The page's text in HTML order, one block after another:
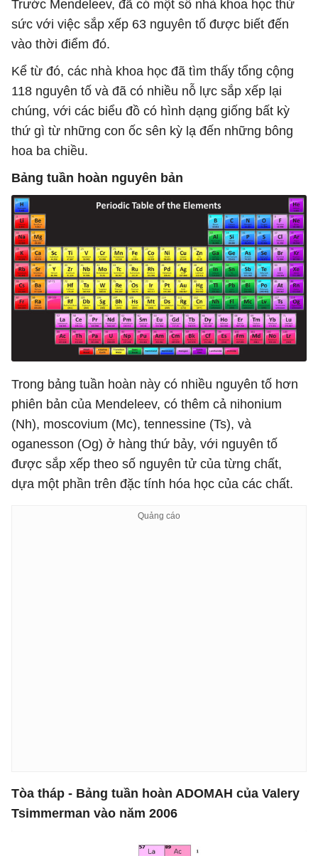
Trước Mendeleev, đã có một số nhà khoa học thử
sức với việc sắp xếp 63 nguyên tố được biết đến
vào thời điểm đó.
Kể từ đó, các nhà khoa học đã tìm thấy tổng cộng
118 nguyên tố và đã có nhiều nỗ lực sắp xếp lại
chúng, với các biểu đồ có hình dạng giống bất kỳ
thứ gì từ những con ốc sên kỳ lạ đến những bông
hoa ba chiều.
Bảng tuần hoàn nguyên bản
Trong bảng tuần hoàn này có nhiều nguyên tố hơn
phiên bản của Mendeleev, có thêm cả nihonium
(Nh), moscovium (Mc), tennessine (Ts), và
oganesson (Og) ở hàng thứ bảy, với nguyên tố
được sắp xếp theo số nguyên tử của từng chất,
dựa một phần trên đặc tính hóa học của các chất.
Tòa tháp - Bảng tuần hoàn ADOMAH của Valery
Tsimmerman vào năm 2006